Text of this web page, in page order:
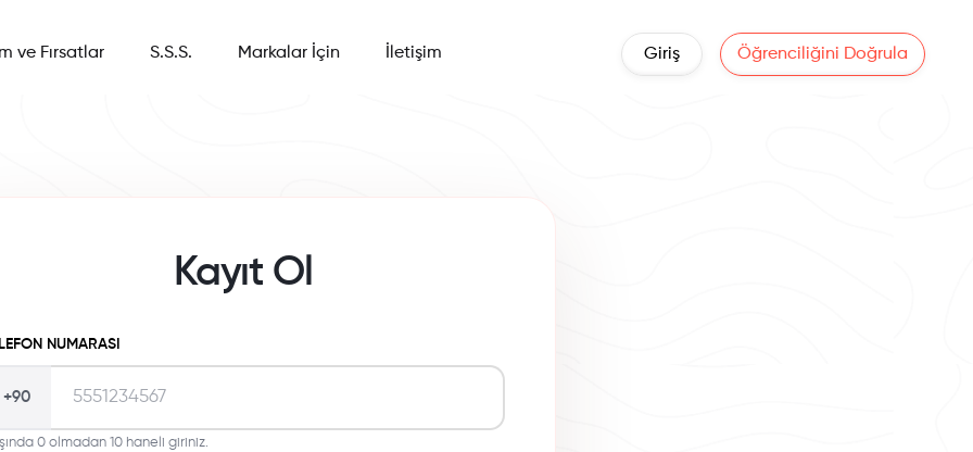
Giriş Öğrenciliğini Doğrula
ve Fırsatlar S.S.S. Markalar İçin İletişim
Kayıt Ol
NUMARASI
+90
0 olmadan 10 haneli giriniz.